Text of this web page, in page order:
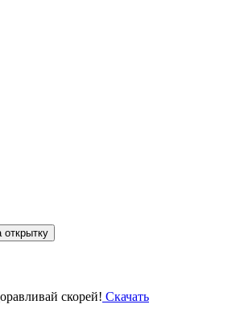
открытку
Скачать